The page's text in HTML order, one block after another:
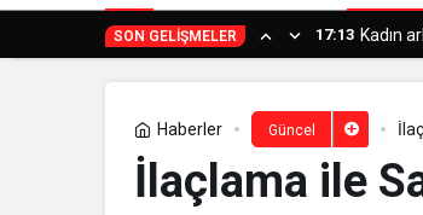
SON GELIŞMELER
Haberler Güncel
İlaçlama ile